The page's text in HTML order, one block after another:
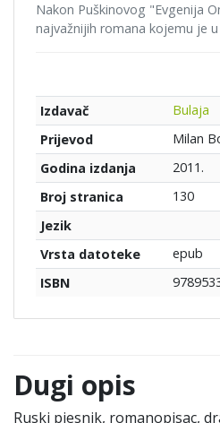
Nakon Puškinovog "Evgenija
najvažnijih romana kojemu je
Izdavač
Bulaja
Prijevod
Milan
Godina izdanja
2011.
Broj stranica
130
Jezik
Vrsta datoteke
epub
ISBN
Dugi opis
Ruski pjesnik, romanopisac,